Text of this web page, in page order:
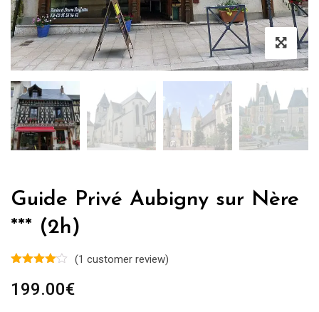
Guide Privé Aubigny sur Nère
*** (2h)
(1 customer review)
199.00€